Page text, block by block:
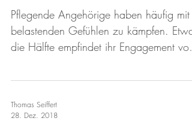
Pflegende Angehörige haben häufig mit
belastenden Gefühlen zu kämpfen. Etwa
die Hälfte empfindet ihr Engagement vom
geschätzt. Viele pflegende Angehörige
wütend. Etwa jeder Zweite berichtet,
Thomas Seiffert
28. Dez. 2018